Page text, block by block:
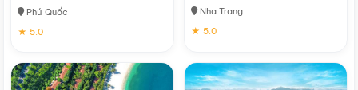
Phú Quốc
★ 5.0
Nha Trang
★ 5.0